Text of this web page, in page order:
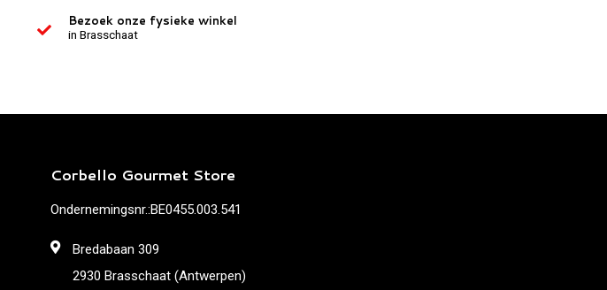
Bezoek onze fysieke winkel
in Brasschaat
Corbello Gourmet Store
Ondernemingsnr.:BE0455.003.541
Bredabaan 309
2930 Brasschaat (Antwerpen)